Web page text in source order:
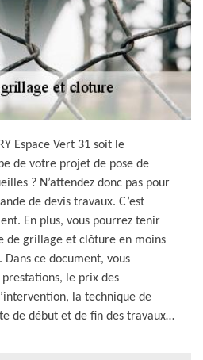
Espace Vert 31 soit le
de votre projet de pose de
? N’attendez donc pas pour
de devis travaux. C’est
En plus, vous pourrez tenir
de grillage et clôture en moins
ce document, vous
le prix des
la technique de
de début et de fin des travaux…